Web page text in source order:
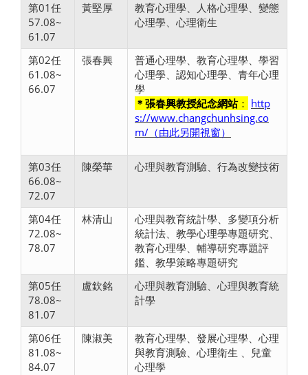
第01任
57.08~
61.07
黃堅厚
教育心理學、人格心理學、變態
心理學、心理衛生
第02任
61.08~
66.07
張春興
普通心理學、教育心理學、學習
心理學、認知心理學、青年心理
學
＊張春興教授紀念網站： http
s://www.changchunhsing.co
m/ （由此另開視窗）
第03任
66.08~
72.07
陳榮華 心理與教育測驗、行為改變技術
第04任
72.08~
78.07
林清山
心理與教育統計學、多變項分析
統計法、教學心理學專題研究、
教育心理學、輔導研究專題評
鑑、教學策略專題研究
第05任
78.08~
81.07
盧欽銘
心理與教育測驗、心理與教育統
計學
第06任
81.08~
84.07
陳淑美
教育心理學、發展心理學、心理
與教育測驗、心理衛生 、兒童
心理學